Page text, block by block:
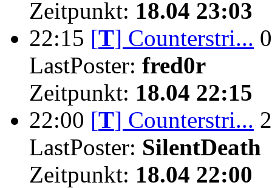
Zeitpunkt: 18.04 23:03
22:15 [T] Counterstri... 0
LastPoster: fred0r
Zeitpunkt: 18.04 22:15
22:00 [T] Counterstri... 2
LastPoster: SilentDeath
Zeitpunkt: 18.04 22:00